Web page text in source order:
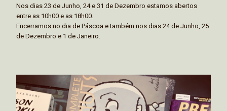
Nos dias 23 de Junho, 24 e 31 de Dezembro estamos abertos
entre as 10h00 e as 18h00.
Encerramos no dia de Páscoa e também nos dias 24 de Junho, 25
de Dezembro e 1 de Janeiro.